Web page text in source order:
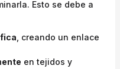
Esto se debe a
, creando un enlace
en tejidos y